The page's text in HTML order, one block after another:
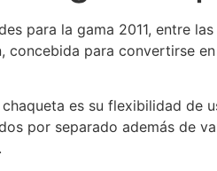
para la gama 2011, entre
concebida para convertirse
es su flexibilidad de
por separado además de